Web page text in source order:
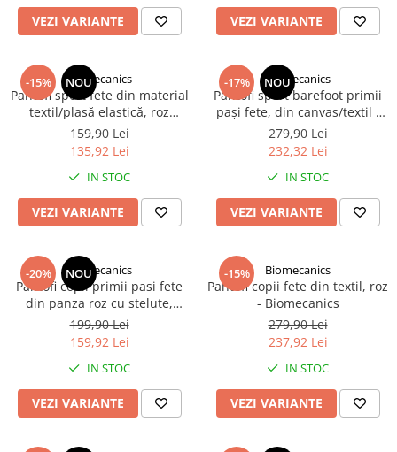
VEZI VARIANTE VEZI VARIANTE
-15% NOU
Biomecanics
Pantofi sport fete din material
textil/plasă elastică, roz
inchis, Biomecanics
159,90 Lei
135,92 Lei
IN STOC
VEZI VARIANTE
-17% NOU
Biomecanics
Pantofi sport barefoot primii
pași fete, din canvas/textil -
Biomecanics
279,90 Lei
232,32 Lei
IN STOC
VEZI VARIANTE
-20% NOU
Biomecanics
Pantofi copii primii pasi fete
din panza roz cu stelute,
Biomecanics
199,90 Lei
159,92 Lei
IN STOC
VEZI VARIANTE
-15% Biomecanics
Pantofi copii fete din textil, roz
- Biomecanics
279,90 Lei
237,92 Lei
IN STOC
VEZI VARIANTE